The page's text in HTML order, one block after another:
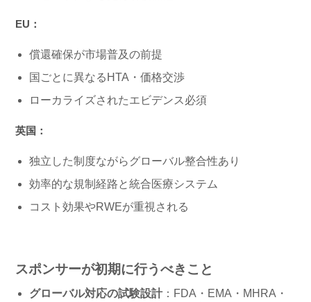
EU：
償還確保が市場普及の前提
国ごとに異なるHTA・価格交渉
ローカライズされたエビデンス必須
英国：
独立した制度ながらグローバル整合性あり
効率的な規制経路と統合医療システム
コスト効果やRWEが重視される
スポンサーが初期に行うべきこと
グローバル対応の試験設計：FDA・EMA・MHRA・